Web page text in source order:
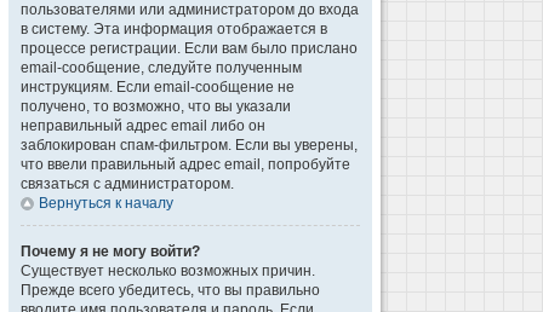
пользователями или администратором до входа
в систему. Эта информация отображается в
процессе регистрации. Если вам было прислано
email-сообщение, следуйте полученным
инструкциям. Если email-сообщение не
получено, то возможно, что вы указали
неправильный адрес email либо он
заблокирован спам-фильтром. Если вы уверены,
что ввели правильный адрес email, попробуйте
связаться с администратором.
Вернуться к началу
Почему я не могу войти?
Существует несколько возможных причин.
Прежде всего убедитесь, что вы правильно